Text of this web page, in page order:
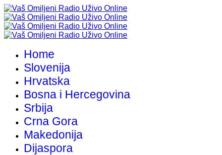
Home
Slovenija
Hrvatska
Bosna i Hercegovina
Srbija
Crna Gora
Makedonija
Dijaspora